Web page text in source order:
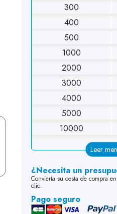
300
400
500
1000
2000
3000
4000
5000
10000
Leer
¿Necesita un
Convierta su cesta de compra
clic.
Pago seguro